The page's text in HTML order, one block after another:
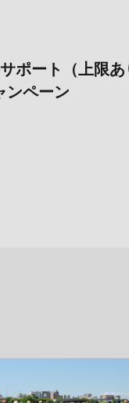
ポート（上限
ンペーン